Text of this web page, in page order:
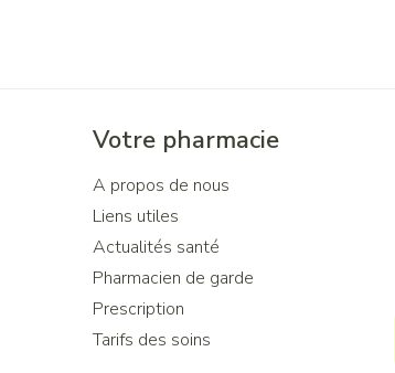
Votre pharmacie
A propos de nous
Liens utiles
Actualités santé
Pharmacien de garde
Prescription
Tarifs des soins